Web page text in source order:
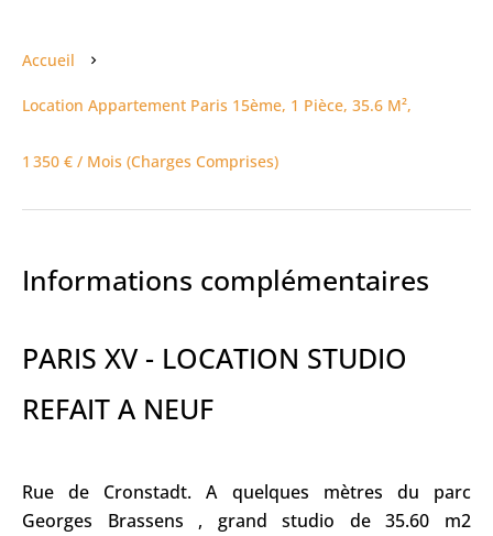
Accueil
Location Appartement Paris 15ème, 1 Pièce, 35.6 M²,
1 350 € / Mois (Charges Comprises)
Informations complémentaires
PARIS XV - LOCATION STUDIO
REFAIT A NEUF
Rue de Cronstadt. A quelques mètres du parc
Georges Brassens , grand studio de 35.60 m2